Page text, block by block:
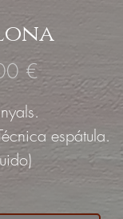
€Precio
espátula.